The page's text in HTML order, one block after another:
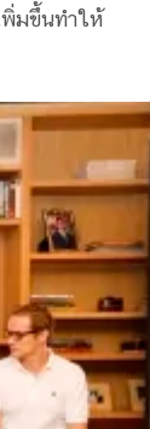
พิ่มขึ้นทำให้